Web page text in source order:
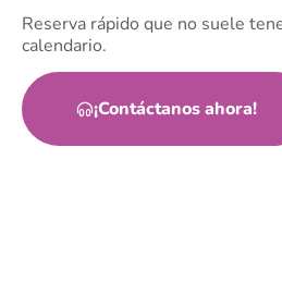
Reserva rápido que no suele
calendario.
¡Contáctanos ahora!